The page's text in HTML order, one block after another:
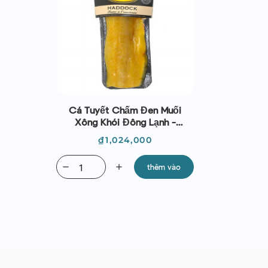
Cá Tuyết Chấm Đen Muối
Xông Khói Đông Lạnh -
J.C.David - Chutes De
Haddock Surgelees (1kg)
Giá
₫1,024,000
add
remove thêm vào